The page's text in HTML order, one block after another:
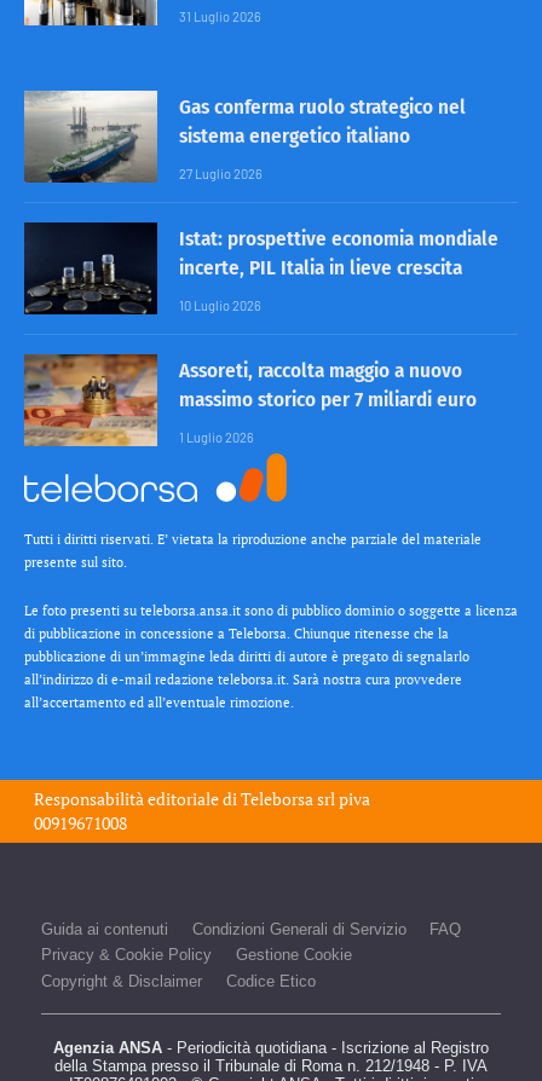
31 Luglio 2026
Gas conferma ruolo strategico nel
sistema energetico italiano
27 Luglio 2026
Istat: prospettive economia mondiale
incerte, PIL Italia in lieve crescita
10 Luglio 2026
Assoreti, raccolta maggio a nuovo
massimo storico per 7 miliardi euro
1 Luglio 2026
Tutti i diritti riservati. E’ vietata la riproduzione anche parziale del materiale
presente sul sito.
Le foto presenti su teleborsa.ansa.it sono di pubblico dominio o soggette a licenza
di pubblicazione in concessione a Teleborsa. Chiunque ritenesse che la
pubblicazione di un’immagine leda diritti di autore è pregato di segnalarlo
all’indirizzo di e-mail redazione teleborsa.it. Sarà nostra cura provvedere
all’accertamento ed all’eventuale rimozione.
Responsabilità editoriale diTeleborsa srl piva
00919671008
Guida ai contenuti Condizioni Generali di Servizio
FAQ
Privacy & Cookie Policy
Gestione Cookie
Copyright & Disclaimer
Codice Etico
Agenzia ANSA - Periodicità quotidiana - Iscrizione al Registro
della Stampa presso il Tribunale di Roma n. 212/1948 - P. IVA